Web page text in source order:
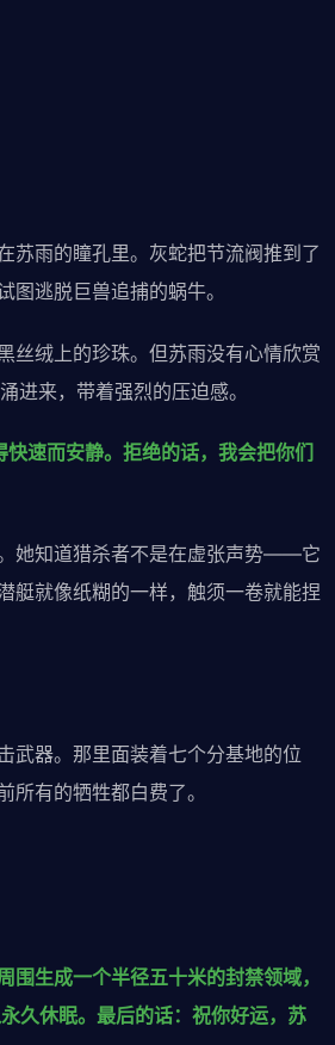
雨的瞳孔里。灰蛇把节流阀推到了
逃脱巨兽追捕的蜗牛。
绒上的珍珠。但苏雨没有心情欣赏
进来，带着强烈的压迫感。
速而安静。拒绝的话，我会把你们
她知道猎杀者不是在虚张声势——它
艇就像纸糊的一样，触须一卷就能捏
器。那里面装着七个分基地的位
有的牺牲都白费了。
围生成一个半径五十米的封禁领域，
久休眠。最后的话：祝你好运，苏